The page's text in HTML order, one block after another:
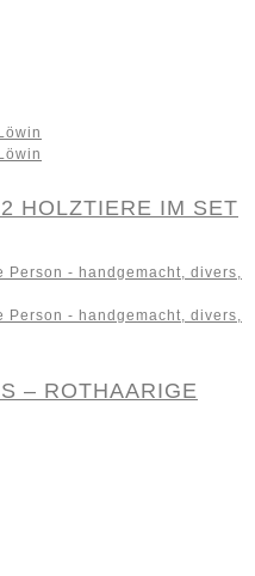
HOLZTIERE IM SET
– ROTHAARIGE P